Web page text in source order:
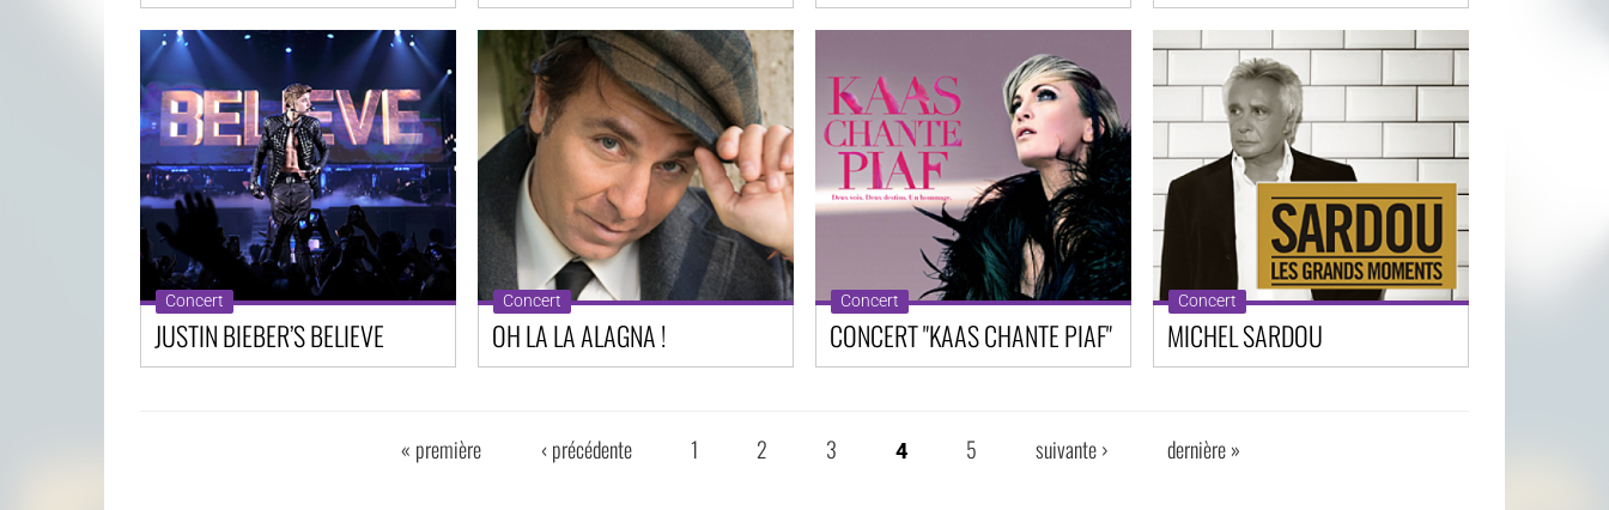
Concert
JUSTIN BIEBER’S BELIEVE
Concert
OH LA LA ALAGNA !
Concert
CONCERT "KAAS CHANTE PIAF"
Concert
MICHEL SARDOU
« première ‹ précédente 1 2 3 4 5 suivante › dernière »